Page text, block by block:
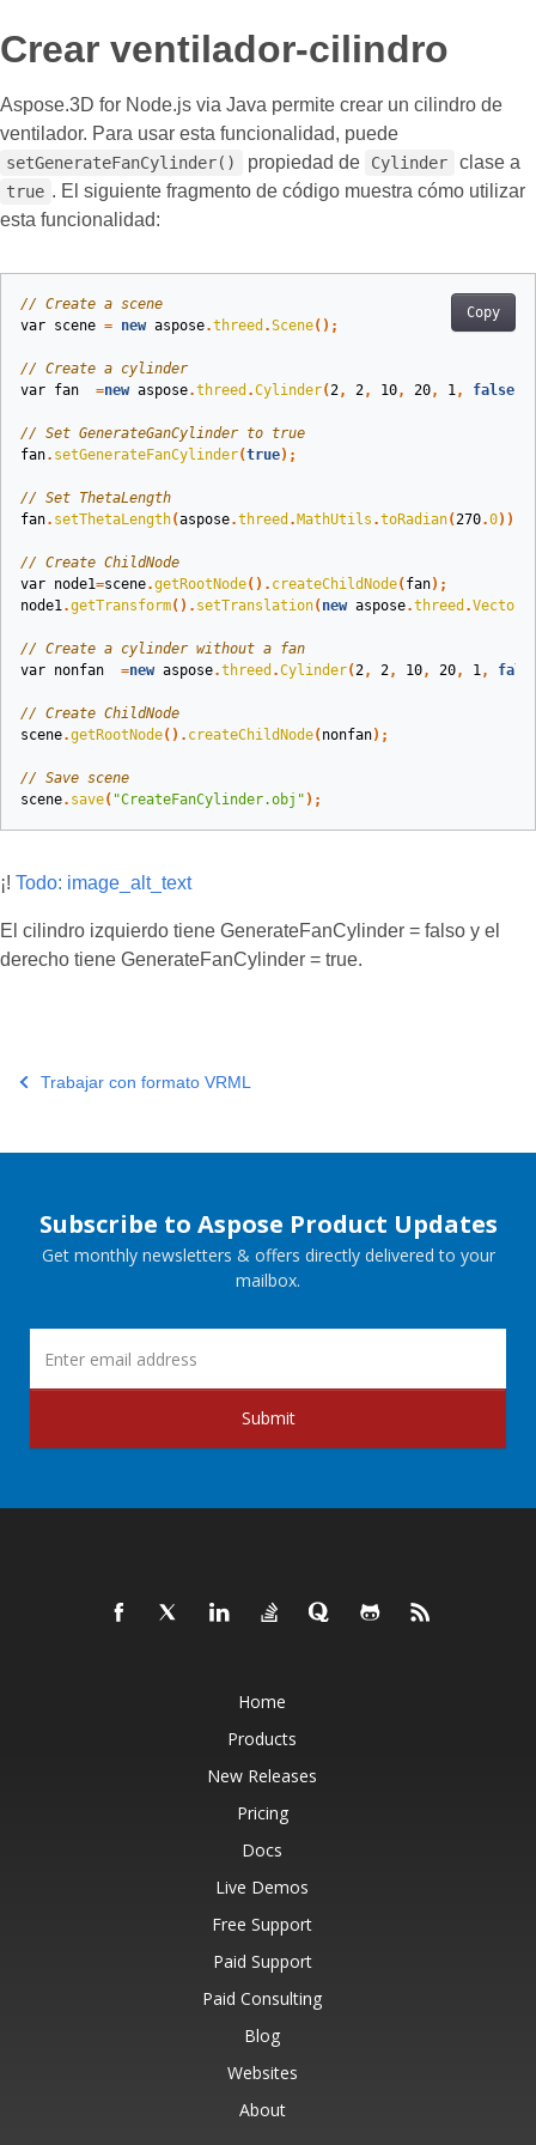
Crear ventilador-cilindro
Aspose.3D for Node.js via Java permite crear un cilindro de
ventilador. Para usar esta funcionalidad, puede
setGenerateFanCylinder() propiedad de Cylinder clase a
true . El siguiente fragmento de código muestra cómo utilizar
esta funcionalidad:
Copy
// Create a scene
var scene = new aspose.threed .Scene();
// Create a cylinder
var fan =new aspose.threed .Cylinder(2, 2, 10, 20, 1, false
// Set GenerateGanCylinder to true
fan. setGenerateFanCylinder(true);
// Set ThetaLength
fan. setThetaLength(aspose.threed . MathUtils .toRadian(270.0));
// Create ChildNode
var node1=scene.getRootNode(). createChildNode( fan);
node1.getTransform(). setTranslation( new aspose.threed .Vector3
// Create a cylinder without a fan
var nonfan =new aspose.threed .Cylinder(2, 2, 10, 20, 1,
// Create ChildNode
scene.getRootNode(). createChildNode( nonfan);
// Save scene
scene. save( "CreateFanCylinder.obj" );
¡! Todo: image_alt_text
El cilindro izquierdo tiene GenerateFanCylinder = falso y el
derecho tiene GenerateFanCylinder = true.
Trabajar con formato VRML
Subscribe to Aspose Product Updates
Get monthly newsletters & offers directly delivered to your
mailbox.
Submit
Home
Products
New Releases
Pricing
Docs
Live Demos
Free Support
Paid Support
Paid Consulting
Blog
Websites
About